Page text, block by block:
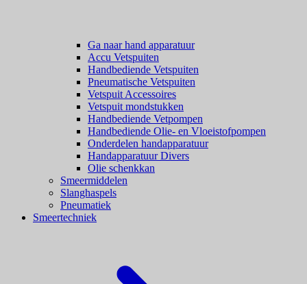
Ga naar hand apparatuur
Accu Vetspuiten
Handbediende Vetspuiten
Pneumatische Vetspuiten
Vetspuit Accessoires
Vetspuit mondstukken
Handbediende Vetpompen
Handbediende Olie- en Vloeistofpompen
Onderdelen handapparatuur
Handapparatuur Divers
Olie schenkkan
Smeermiddelen
Slanghaspels
Pneumatiek
Smeertechniek